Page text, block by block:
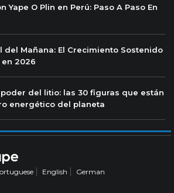
Yape O Plin en Perú: Paso A Paso En
del Mañana: El Crecimiento Sostenido
2026
del litio: las 30 figuras que están
energético del planeta
English German